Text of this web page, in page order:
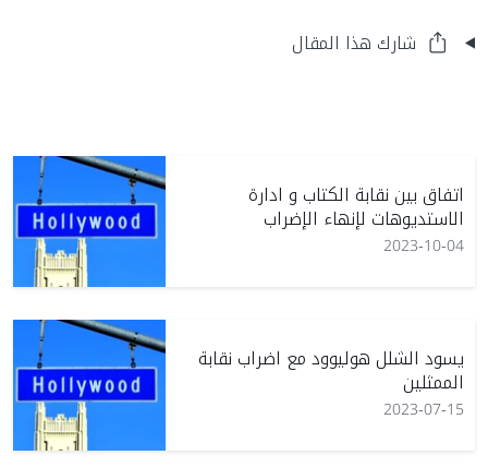
شارك هذا المقال
اتفاق بين نقابة الكتاب و ادارة
الاستديوهات لإنهاء الإضراب
2023-10-04
يسود الشلل هوليوود مع اضراب نقابة
الممثلين
2023-07-15